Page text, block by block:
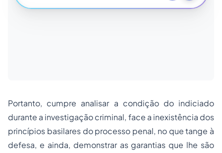
Portanto, cumpre analisar a condição do indiciado
durante a investigação criminal, face a inexistência dos
princípios basilares do processo penal, no que tange à
defesa, e ainda, demonstrar as garantias que lhe são